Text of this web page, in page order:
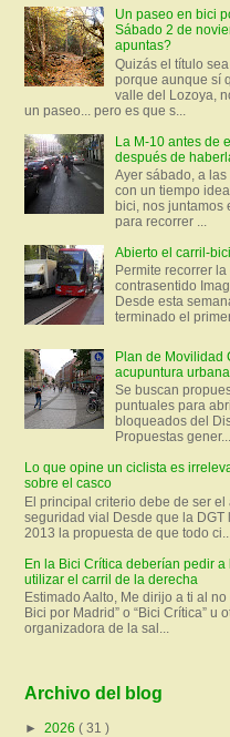
Un paseo en bici
Sábado 2 de
apuntas?
Quizás el título
porque aunque sí
valle del Lozoya,
un paseo... pero es que s...
La M-10 antes de
después de
Ayer sábado, a
con un tiempo
bici, nos juntamos
para recorrer ...
Abierto el carril-
Permite recorrer
contrasentido
Desde esta
terminado el
Plan de Movilidad
acupuntura urbana
Se buscan
puntuales para
bloqueados del
Propuestas gener...
Lo que opine un ciclista es
sobre el casco
El principal criterio debe de ser el
seguridad vial Desde que la DGT
2013 la propuesta de que todo ci...
En la Bici Crítica deberían pedir
utilizar el carril de la derecha
Estimado Aalto, Me dirijo a ti al
Bici por Madrid” o “Bici Crítica” u
organizadora de la sal...
Archivo del blog
► 2026 ( 31 )